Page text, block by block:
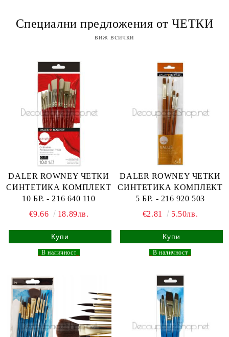
Специални предложения от ЧЕТКИ
виж всички
DALER ROWNEY ЧЕТКИ
СИНТЕТИКА КОМПЛЕКТ
10 БР. - 216 640 110
€9.66
18.89лв.
В наличност
DALER ROWNEY ЧЕТКИ
СИНТЕТИКА КОМПЛЕКТ
5 БР. - 216 920 503
€2.81
5.50лв.
В наличност